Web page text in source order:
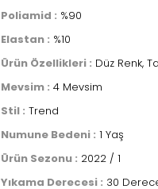
Poliamid : %90
Elastan : %10
Ürün Özellikleri : Düz Renk,
Mevsim : 4 Mevsim
Stil : Trend
Numune Bedeni : 1 Yaş
Ürün Sezonu : 2022 / 1
Yıkama Derecesi : 30